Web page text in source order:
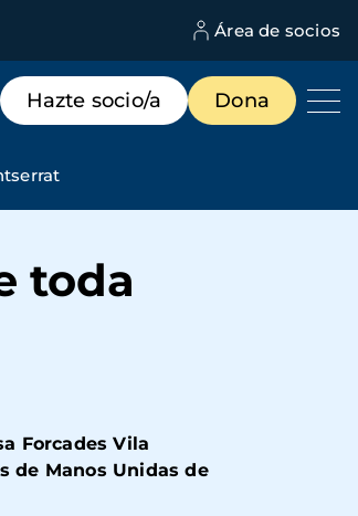
Área de socios
Menú
de
destacados
Hazte socio/a Dona
toda
Forcades Vila
de Manos Unidas de